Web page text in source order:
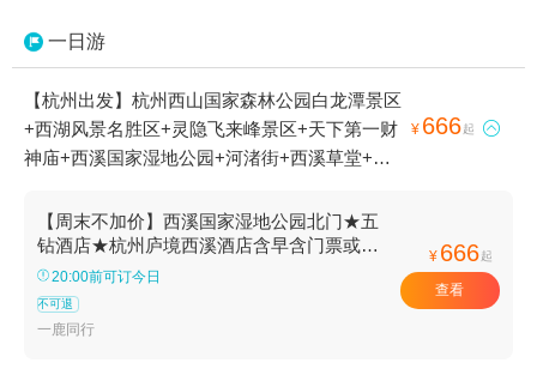
一日游
【杭州出发】杭州西山国家森林公园白龙潭景区
+西湖风景名胜区+灵隐飞来峰景区+天下第一财
神庙+西溪国家湿地公园+河渚街+西溪草堂+西
园+西溪湿地高庄+杭州湿地植物园+河渚塔+蒋
相公祠+《今夕共西溪》演出+西溪城市文化公园
+洪园奇妙游+西溪湿地董湾+西溪天堂+西湖1日
游
¥ 666起 
【周末不加价】西溪国家湿地公园北门★五
钻酒店★杭州庐境西溪酒店含早含门票或换
船票-近西湖风景名胜区
20:00前可订今日
不可退
一鹿同行
¥ 666起
查看